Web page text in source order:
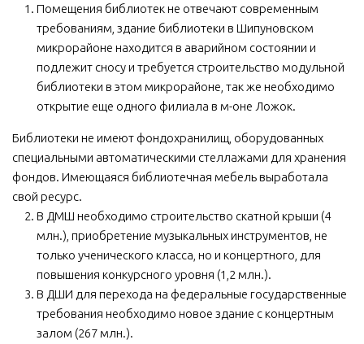
Помещения библиотек не отвечают современным
требованиям, здание библиотеки в Шипуновском
микрорайоне находится в аварийном состоянии и
подлежит сносу и требуется строительство модульной
библиотеки в этом микрорайоне, так же необходимо
открытие еще одного филиала в м-оне Ложок.
Библиотеки не имеют фондохранилищ, оборудованных
специальными автоматическими стеллажами для хранения
фондов. Имеющаяся библиотечная мебель выработала
свой ресурс.
В ДМШ необходимо строительство скатной крыши (4
млн.), приобретение музыкальных инструментов, не
только ученического класса, но и концертного, для
повышения конкурсного уровня (1,2 млн.).
В ДШИ для перехода на федеральные государственные
требования необходимо новое здание с концертным
залом (267 млн.).